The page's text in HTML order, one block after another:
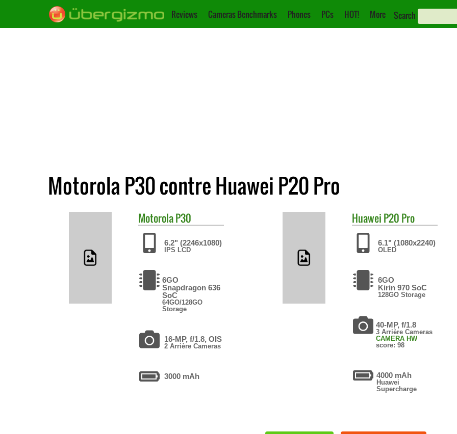
Reviews Cameras Benchmarks Phones PCs HOT! More Search
Motorola P30 contre Huawei P20 Pro
MotorolaP30
6.2" (2246x1080)
IPS LCD
6GO
Snapdragon 636
SoC
64GO/128GO
Storage
16-MP, f/1.8, OIS
2 Arrière Cameras
3000 mAh
Huawei P20 Pro
6.1" (1080x2240)
OLED
6GO
Kirin 970 SoC
128GO Storage
40-MP, f/1.8
3 Arrière Cameras
CAMERA HW
score: 98
4000 mAh
Huawei
Supercharge